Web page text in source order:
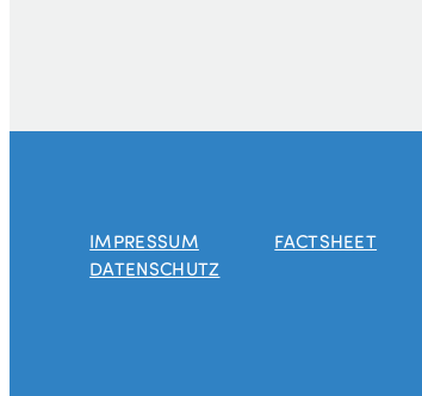
IMPRESSUM
DATENSCHUTZ
FACTSHEET